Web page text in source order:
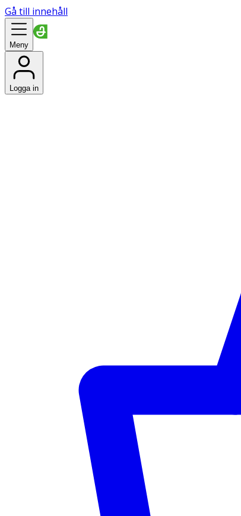
Gå till innehåll
Meny
Logga in